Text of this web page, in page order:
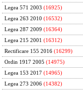
Legea 571 2003 (16925)
Legea 263 2010 (16532)
Legea 287 2009 (16364)
Legea 215 2001 (16312)
Rectificare 155 2016 (16299)
Ordin 1917 2005 (14975)
Legea 153 2017 (14965)
Legea 273 2006 (14382)